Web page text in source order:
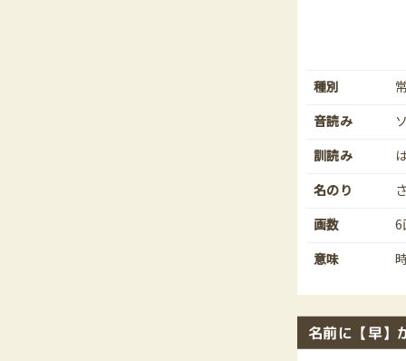
種別
音読み
訓読み
名のり
画数
6
意味
名前に【早】